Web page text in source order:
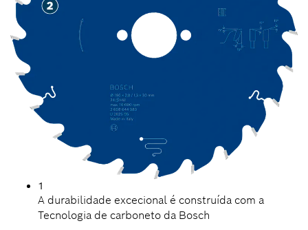
1
A durabilidade excecional é construída com a
Tecnologia de carboneto da Bosch